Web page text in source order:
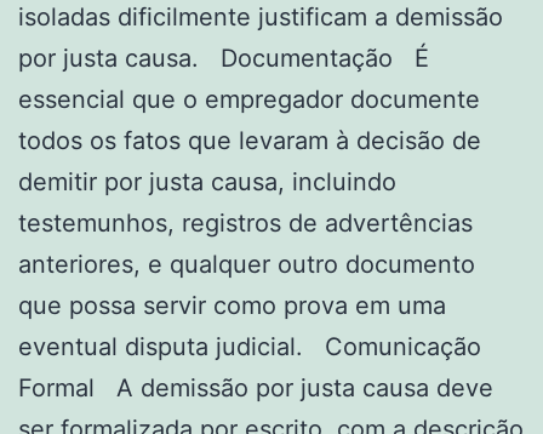
isoladas dificilmente justificam a demissão
por justa causa. Documentação É
essencial que o empregador documente
todos os fatos que levaram à decisão de
demitir por justa causa, incluindo
testemunhos, registros de advertências
anteriores, e qualquer outro documento
que possa servir como prova em uma
eventual disputa judicial. Comunicação
Formal A demissão por justa causa deve